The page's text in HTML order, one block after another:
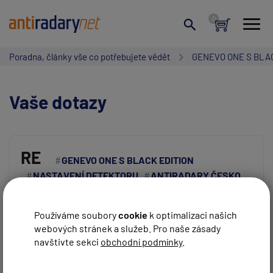
Používáme souborycookie k optimalizaci našich
webových stránek a služeb. Pro naše zásady
navštivte sekci obchodní podmínky.
Poradna, články vše co potřebujete vědět GENEVO ONE S
Vaše dotazy
Vaše jméno:
Váš e-mail:
RE
GENEVO ONE S BLACK EDITION
NASTAVENÍ DETEKTORU
ANTIRADARY ČESKO
black edition
Lada před 5 roky